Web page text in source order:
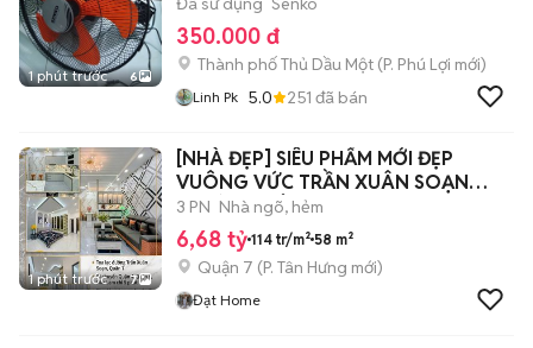
1 phút trước 6
350.000 đ
Thành phố Thủ Dầu Một (P. Phú Lợi mới)
Linh Pk 5.0 251 đã bán
1 phút trước 7
[NHÀ ĐẸP] SIÊU PHẨM MỚI ĐẸP
VUÔNG VỨC TRẦN XUÂN SOẠN
PHƯỜNG TÂN HƯNG
3 PN Nhà ngõ, hẻm
6,68 tỷ 114 tr/m² 58 m²
Quận 7 (P. Tân Hưng mới)
Đạt Home